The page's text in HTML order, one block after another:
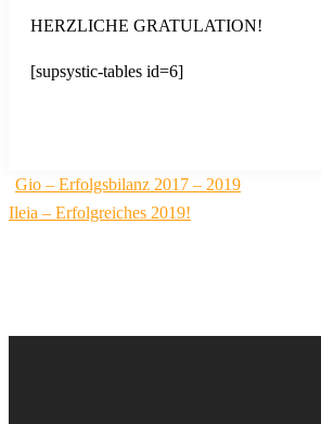
HERZLICHE GRATULATION!
[supsystic-tables id=6]
Beitragsnavigation
Gio – Erfolgsbilanz 2017 – 2019
Ileia – Erfolgreiches 2019!